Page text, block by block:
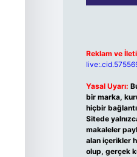
Reklam ve
Yasal Uyarı:
bir marka,
hiçbir
Sitede
makaleler
alan içerikler
olup, gerçek